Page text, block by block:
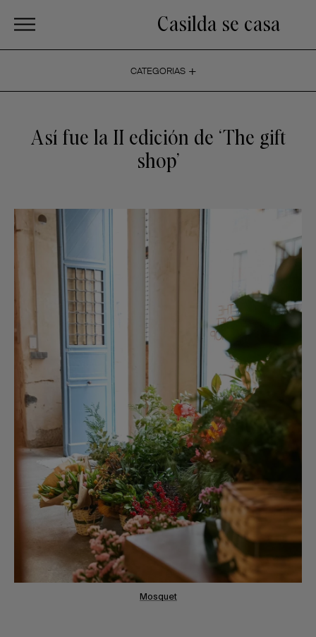
Casilda se casa
CATEGORIAS +
Así fue la II edición de ‘The gift
shop’
Mosquet